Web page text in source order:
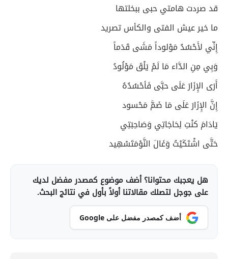
قد صردت هامتي حبى ببخلتها
ما خير عيش الفتى والكأس تصريد
إِنِّي لأَحْسُدُ مَوْلوداً مَشَى قَدَماً
وَبِي مِنِ الدَّاء مَا لَمْ يَلْقَ مَوْلُودُ
أَرَى الإِزَارَ عَلَى حبَّى فَأحْسُدُهُ
إِنَّ الإِزَارَ عَلَى مَا ضَمَّ مَحْسود
يَادَامَ كنْتِ لِحَاجَاتِي وَصَاحِبَتِي
حَتَّى اشْتَكَيْتُ وَغَالَ النَّوْمَتَسْهِيد
هل يعجبك محتوانا؟ أضف موضوع كمصدر مفضل لديك
على جوجل لتصلك مقالاتنا أولاً بأول في نتائج البحث.
أضف كمصدر مفضل على Google